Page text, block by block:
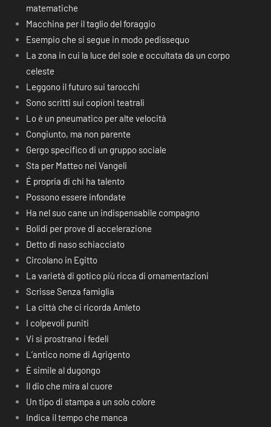
matematiche
Macchina per il taglio del foraggio
Esempio che si segue in modo pedissequo
La zona in cui la luce del sole e occultata da un corpo
celeste
Leggono il futuro sui tarocchi
Sono scritti sui copioni teatrali
Lo è un pneumatico per alte velocità
Congiunto, ma non parente
Gergo specifico di un gruppo sociale
Sta per Matteo nei Vangeli
É propria di chi ha talento
Possono essere infondate
Ha nel suo cane un indispensabile compagno
Bolidi per prove di accelerazione
Detto di naso schiacciato
Circolano in Egitto
La varietà di gotico più ricca di ornamentazioni
Scrisse Senza famiglia
La città che ci ricorda Amleto
I colpevoli puniti
Vi si prostrano i fedeli
L’antico nome di Agrigento
È simile al dugongo
Il dio che mira al cuore
Un tipo di stampa a un solo colore
Indica il tempo che manca